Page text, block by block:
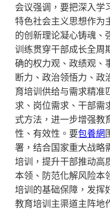
会议强调，要把深入学
特色社会主义思想作为
的创新理论凝心铸魂、
训练贯穿干部成长全周
确的权力观、政绩观、
断力、政治领悟力、政
育培训供给与需求精准
求、岗位需求、干部需
式方法，进一步增强教
性、有效性。要包養網
署，结合国家重大战略
培训，提升干部推动高
本领、防范化解风险本
培训的基础保障，发挥
教育培训主渠道主阵地